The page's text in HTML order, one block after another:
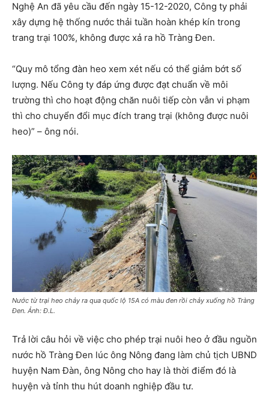
Nghệ An đã yêu cầu đến ngày 15-12-2020, Công ty phải
xây dựng hệ thống nước thải tuần hoàn khép kín trong
trang trại 100%, không được xả ra hồ Tràng Đen.
“Quy mô tổng đàn heo xem xét nếu có thể giảm bớt số
lượng. Nếu Công ty đáp ứng được đạt chuẩn về môi
trường thì cho hoạt động chăn nuôi tiếp còn vẫn vi phạm
thì cho chuyển đổi mục đích trang trại (không được nuôi
heo)” – ông nói.
Nước từ trại heo chảy ra qua quốc lộ 15A có màu đen rồi chảy xuống hồ Tràng
Đen. Ảnh: Đ.L.
Trả lời câu hỏi về việc cho phép trại nuôi heo ở đầu nguồn
nước hồ Tràng Đen lúc ông Nông đang làm chủ tịch UBND
huyện Nam Đàn, ông Nông cho hay là thời điểm đó là
huyện và tỉnh thu hút doanh nghiệp đầu tư.